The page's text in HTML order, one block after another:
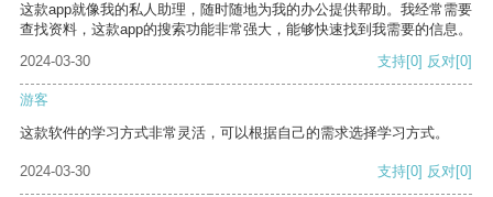
这款app就像我的私人助理，随时随地为我的办公提供帮助。我经常需要
查找资料，这款app的搜索功能非常强大，能够快速找到我需要的信息。
2024-03-30
支持[0] 反对[0]
游客
这款软件的学习方式非常灵活，可以根据自己的需求选择学习方式。
2024-03-30 支持[0] 反对[0]